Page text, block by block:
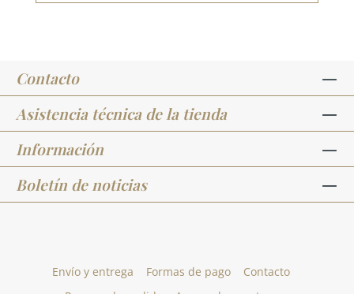
Contacto
Asistencia técnica de la tienda
Información
Boletín de noticias
Envío y entrega Formas de pago
Contacto